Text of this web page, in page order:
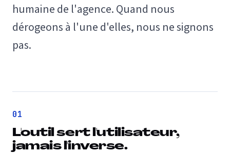
humaine de l'agence. Quand nous
dérogeons à l'une d'elles, nous ne signons
pas.
01
L'outil sert l'utilisateur,
jamais l'inverse.